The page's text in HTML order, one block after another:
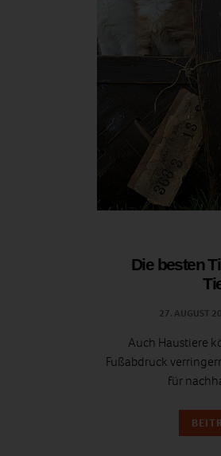
Die besten
27. AUGUST
Auch Haustiere
Fußabdruck
für